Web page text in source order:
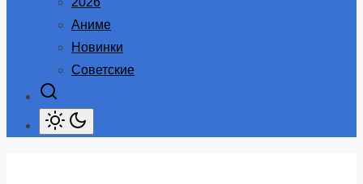
Аниме
Новинки
Советские